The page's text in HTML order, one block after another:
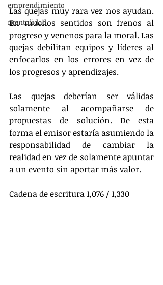
emprendimiento
mentalidad
Las quejas muy rara vez nos ayudan.
En muchos sentidos son frenos al
progreso y venenos para la moral. Las
quejas debilitan equipos y líderes al
enfocarlos en los errores en vez de
los progresos y aprendizajes.
Las quejas deberían ser válidas
solamente al acompañarse de
propuestas de solución. De esta
forma el emisor estaría asumiendo la
responsabilidad de cambiar la
realidad en vez de solamente apuntar
a un evento sin aportar más valor.
Cadena de escritura 1,076 / 1,330